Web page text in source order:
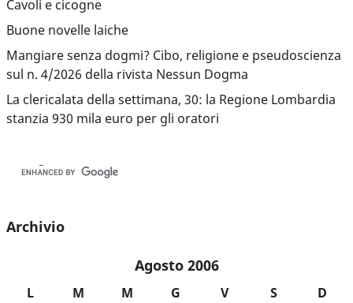
Cavoli e cicogne
Buone novelle laiche
Mangiare senza dogmi? Cibo, religione e pseudoscienza
sul n. 4/2026 della rivista Nessun Dogma
La clericalata della settimana, 30: la Regione Lombardia
stanzia 930 mila euro per gli oratori
Archivio
Agosto 2006
L M M G V S
D